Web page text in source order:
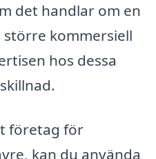
det handlar om en
större kommersiell
hos dessa
företag för
kan du använda